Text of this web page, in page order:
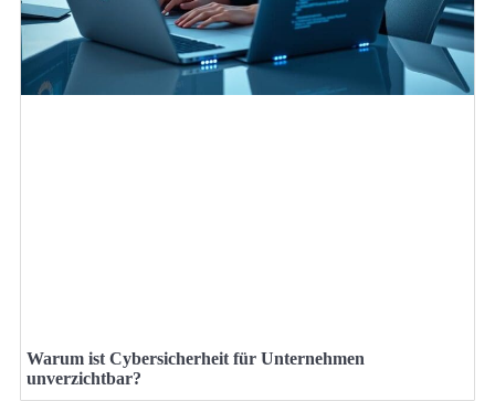
Warum ist Cybersicherheit für Unternehmen
unverzichtbar?